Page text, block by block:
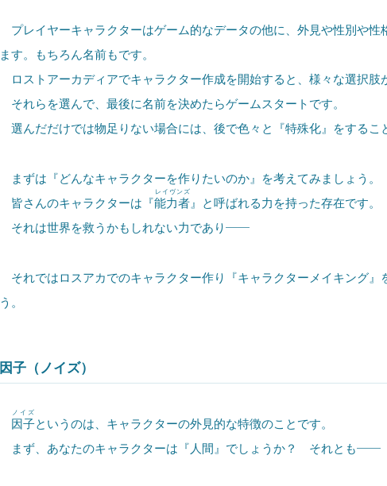
プレイヤーキャラクターはゲーム的なデータの他に、外見や性別や性
ます。もちろん名前もです。
ロストアーカディアでキャラクター作成を開始すると、様々な選択肢
それらを選んで、最後に名前を決めたらゲームスタートです。
選んだだけでは物足りない場合には、後で色々と『特殊化』をするこ
まずは『どんなキャラクターを作りたいのか』を考えてみましょう。
皆さんのキャラクターは『能力者
レイヴンズ
』と呼ばれる力を持った存在です。
それは世界を救うかもしれない力であり――
それではロスアカでのキャラクター作り『キャラクターメイキング』
う。
因子（ノイズ）
因子
ノイズ
というのは、キャラクターの外見的な特徴のことです。
まず、あなたのキャラクターは『人間』でしょうか？ それとも――